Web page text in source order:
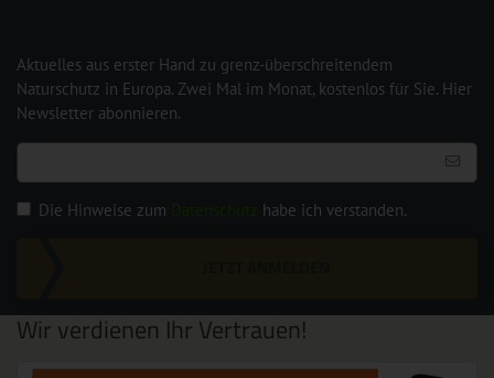
Aktuelles aus erster Hand zu grenz-überschreitendem
Naturschutz in Europa. Zwei Mal im Monat, kostenlos für Sie. Hier
Newsletter abonnieren.
Die Hinweise zum habe ich verstanden.
Wir verdienen Ihr Vertrauen!